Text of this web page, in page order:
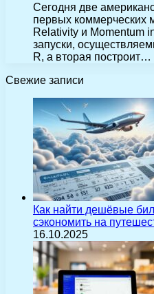
Сегодня две
первых коммерческих
Relativity и Momentum
запуски,
R, а вторая построит…
Свежие записи
Как найти дешёвые
сэкономить на
16.10.2025